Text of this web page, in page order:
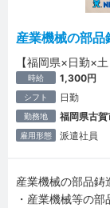
産業機械の部
【福岡県×日勤×
時給 1,300円
シフト 日勤
勤務地 福岡県古
雇用形態 派遣社員
産業機械の部品鋳
・産業機械等の部